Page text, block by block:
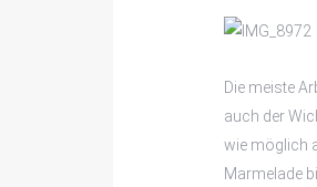
Die meiste
auch der
wie möglich
Marmelade